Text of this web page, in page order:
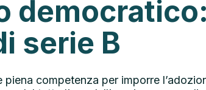
serie B
piena competenza per imporre